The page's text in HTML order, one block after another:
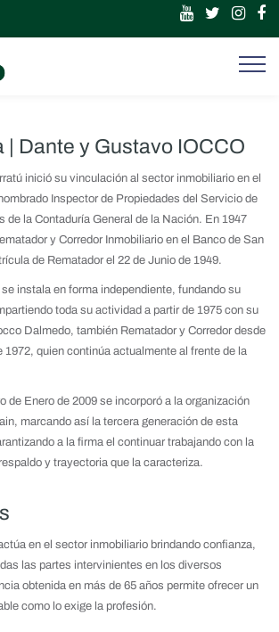
| Dante y Gustavo IOCCO
inició su vinculación al sector inmobiliario en el
Inspector de Propiedades del Servicio de
de la Contaduría General de la Nación. En 1947
y Corredor Inmobiliario en el Banco de San
de Rematador el 22 de Junio de 1949.
instala en forma independiente, fundando su
toda su actividad a partir de 1975 con su
Dalmedo, también Rematador y Corredor desde
1972, quien continúa actualmente al frente de la
de Enero de 2009 se incorporó a la organización
marcando así la tercera generación de esta
a la firma el continuar trabajando con la
y trayectoria que la caracteriza.
en el sector inmobiliario brindando confianza,
las partes intervinientes en los diversos
obtenida en más de 65 años permite ofrecer un
como lo exige la profesión.